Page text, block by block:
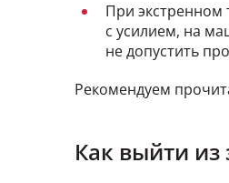
При экстренном
с усилием, на
не допустить
Рекомендуем
Как выйти из